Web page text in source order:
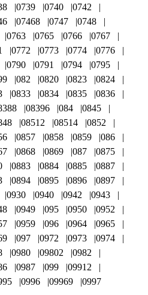
0739 0740
0742
07468 0747
0748
0763 0765 0766
0767
0772 0773 0774
0776
0790 0791 0794
0795
082 0820 0823
0824
0833 0834 0835
0836
08396 084
0845
08512 08514
0852
0857 0858 0859
086
0868 0869 087
0875
0883 0884 0885
0887
0894 0895 0896
0897
0930 0940 0942
0943
0949 095 0950
0952
0959 096 0964
0965
097 0972 0973
0974
0980 09802
0982
0987 099
09912
0996 09969 0997